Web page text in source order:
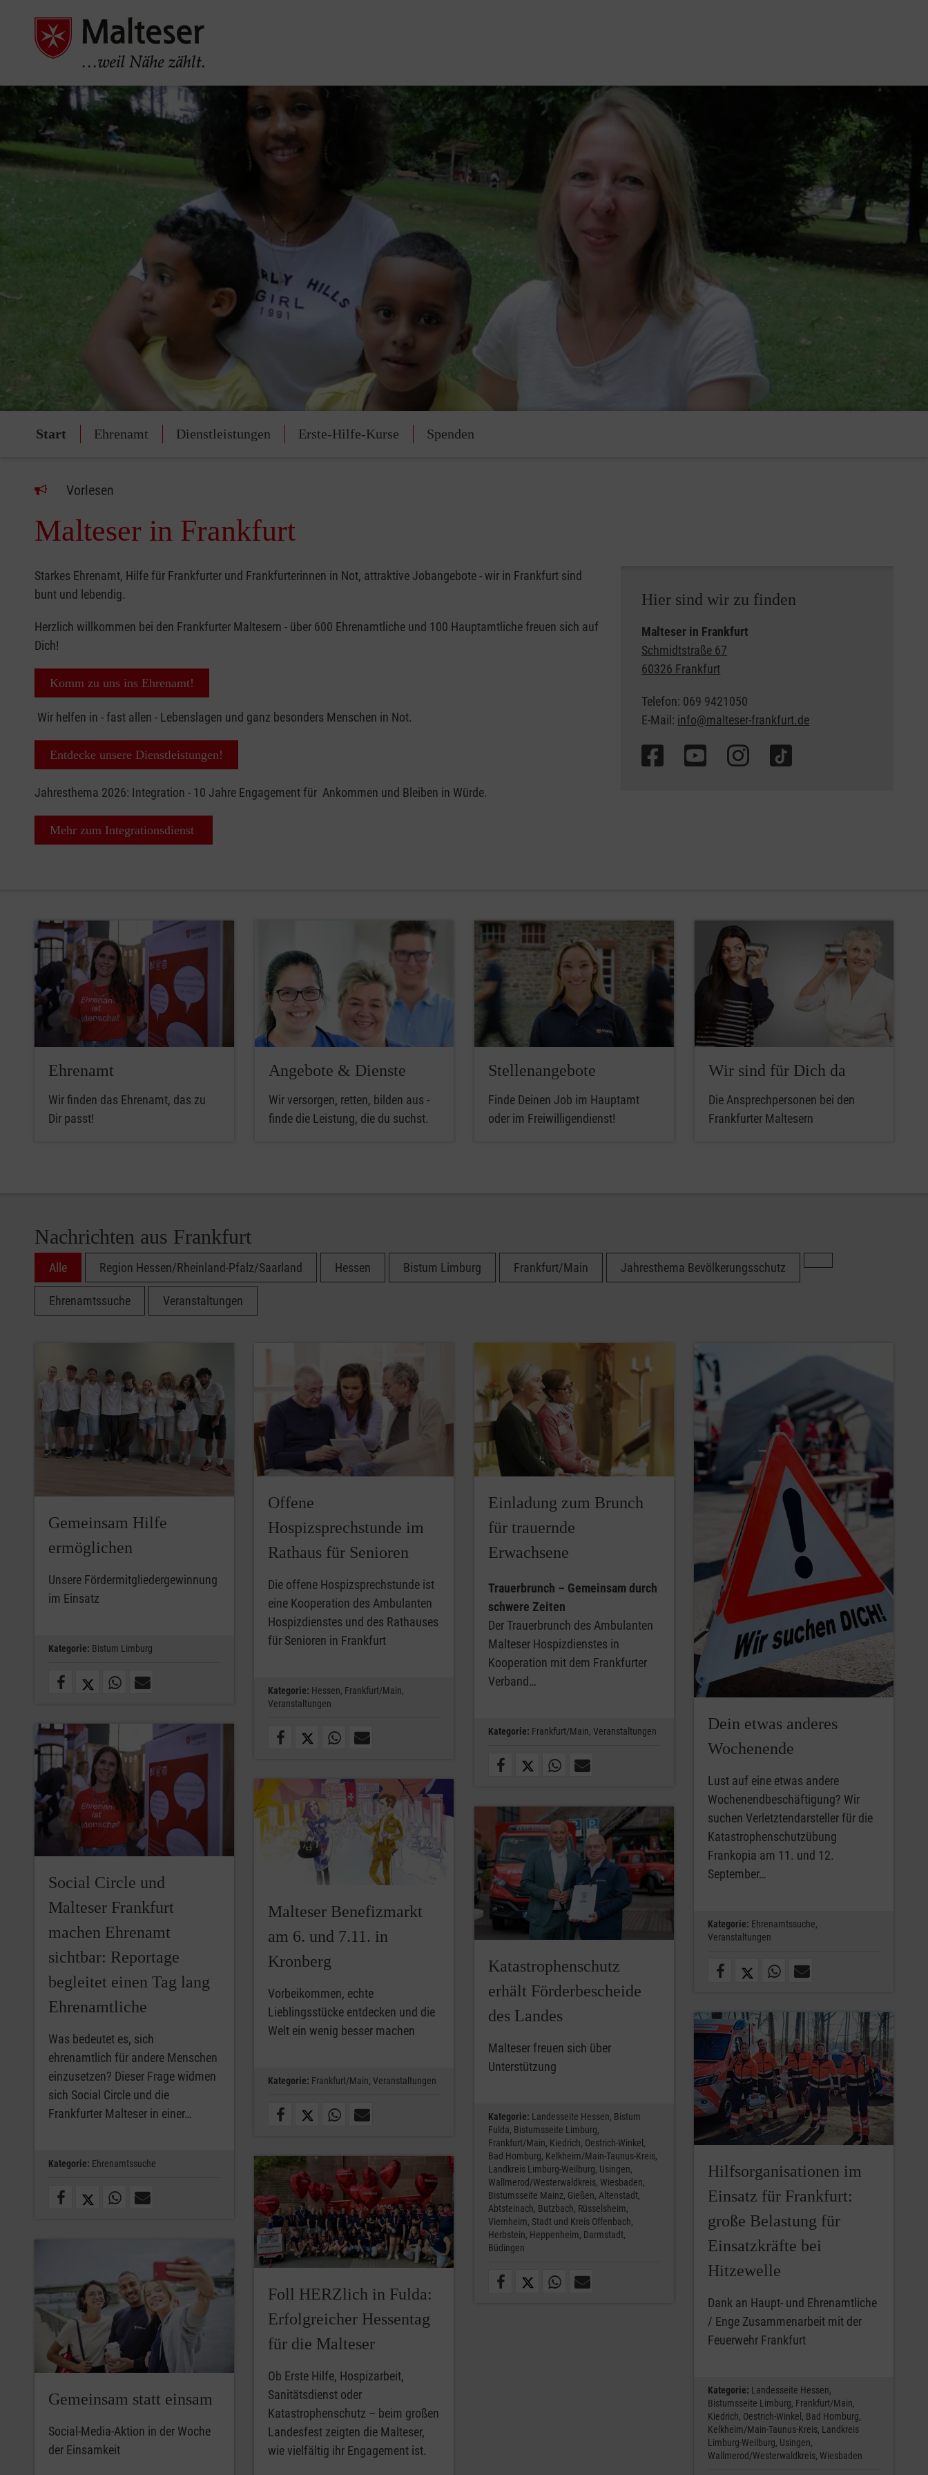
Start Ehrenamt Dienstleistungen Erste-Hilfe-Kurse Spenden
Vorlesen
Malteser in Frankfurt
Starkes Ehrenamt, Hilfe für Frankfurter und Frankfurterinnen in Not, attraktive Jobangebote - wir in Frankfurt sind
bunt und lebendig.
Herzlich willkommen bei den Frankfurter Maltesern - über 600 Ehrenamtliche und 100 Hauptamtliche freuen sich auf
Dich!
Komm zu uns ins Ehrenamt!
Wir helfen in - fast allen - Lebenslagen und ganz besonders Menschen in Not.
Entdecke unsere Dienstleistungen!
Jahresthema 2026: Integration - 10 Jahre Engagement für Ankommen und Bleiben in Würde.
Mehr zum Integrationsdienst
Hier sind wir zu finden
Malteser in Frankfurt
Schmidtstraße 67
60326 Frankfurt
Telefon: 069 9421050
E-Mail: info@malteser-frankfurt.de
Ehrenamt
Wir finden das Ehrenamt, das zu
Dir passt!
Angebote & Dienste
Wir versorgen, retten, bilden aus -
finde die Leistung, die du suchst.
Stellenangebote
Finde Deinen Job im Hauptamt
oder im Freiwilligendienst!
Wir sind für Dich da
Die Ansprechpersonen bei den
Frankfurter Maltesern
Nachrichten aus Frankfurt
Alle Region Hessen/Rheinland-Pfalz/Saarland Hessen Bistum Limburg Frankfurt/Main Jahresthema Bevölkerungsschutz
Ehrenamtssuche Veranstaltungen
Gemeinsam Hilfe
ermöglichen
Unsere Fördermitgliedergewinnung
im Einsatz
Kategorie: Bistum Limburg
Offene
Hospizsprechstunde im
Rathaus für Senioren
Die offene Hospizsprechstunde ist
eine Kooperation des Ambulanten
Hospizdienstes und des Rathauses
für Senioren in Frankfurt
Kategorie: Hessen, Frankfurt/Main,
Veranstaltungen
Einladung zum Brunch
für trauernde
Erwachsene
Trauerbrunch – Gemeinsam durch
schwere Zeiten
Der Trauerbrunch des Ambulanten
Malteser Hospizdienstes in
Kooperation mit dem Frankfurter
Verband…
Kategorie: Frankfurt/Main, Veranstaltungen
Dein etwas anderes
Wochenende
Lust auf eine etwas andere
Wochenendbeschäftigung? Wir
suchen Verletztendarsteller für die
Katastrophenschutzübung
Frankopia am 11. und 12.
September…
Kategorie: Ehrenamtssuche,
Veranstaltungen
Social Circle und
Malteser Frankfurt
machen Ehrenamt
sichtbar: Reportage
begleitet einen Tag lang
Ehrenamtliche
Was bedeutet es, sich
ehrenamtlich für andere Menschen
einzusetzen? Dieser Frage widmen
sich Social Circle und die
Frankfurter Malteser in einer…
Kategorie: Ehrenamtssuche
Malteser Benefizmarkt
am 6. und 7.11. in
Kronberg
Vorbeikommen, echte
Lieblingsstücke entdecken und die
Welt ein wenig besser machen
Kategorie: Frankfurt/Main, Veranstaltungen
Katastrophenschutz
erhält Förderbescheide
des Landes
Malteser freuen sich über
Unterstützung
Kategorie: Landesseite Hessen, Bistum
Fulda, Bistumsseite Limburg,
Frankfurt/Main, Kiedrich, Oestrich-Winkel,
Bad Homburg, Kelkheim/Main-Taunus-Kreis,
Landkreis Limburg-Weilburg, Usingen,
Wallmerod/Westerwaldkreis, Wiesbaden,
Bistumsseite Mainz, Gießen, Altenstadt,
Abtsteinach, Butzbach, Rüsselsheim,
Viernheim, Stadt und Kreis Offenbach,
Herbstein, Heppenheim, Darmstadt,
Büdingen
Hilfsorganisationen im
Einsatz für Frankfurt:
große Belastung für
Einsatzkräfte bei
Hitzewelle
Dank an Haupt- und Ehrenamtliche
/ Enge Zusammenarbeit mit der
Feuerwehr Frankfurt
Kategorie: Landesseite Hessen,
Bistumsseite Limburg, Frankfurt/Main,
Kiedrich, Oestrich-Winkel, Bad Homburg,
Kelkheim/Main-Taunus-Kreis, Landkreis
Limburg-Weilburg, Usingen,
Wallmerod/Westerwaldkreis, Wiesbaden
Foll HERZlich in Fulda:
Erfolgreicher Hessentag
für die Malteser
Ob Erste Hilfe, Hospizarbeit,
Sanitätsdienst oder
Katastrophenschutz – beim großen
Landesfest zeigten die Malteser,
wie vielfältig ihr Engagement ist.
Gemeinsam statt einsam
Social-Media-Aktion in der Woche
der Einsamkeit